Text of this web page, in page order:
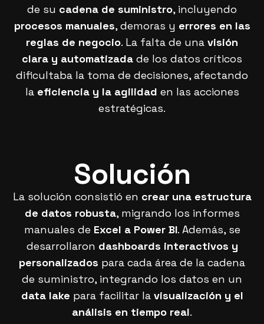
de su cadena de suministro, incluyendo
procesos manuales, demoras y errores en las
reglas de negocio. La falta de una visión
clara y automatizada de los datos críticos
dificultaba la toma de decisiones, afectando
la eficiencia y la agilidad en las acciones
estratégicas.
Solución
La solución consistió en crear una estructura
de datos robusta, migrando los informes
manuales de Excel a Power BI. Además, se
desarrollaron dashboards interactivos y
personalizados para cada área de la cadena
de suministro, integrando los datos en un
data lake para facilitar la visualización y el
análisis en tiempo real.